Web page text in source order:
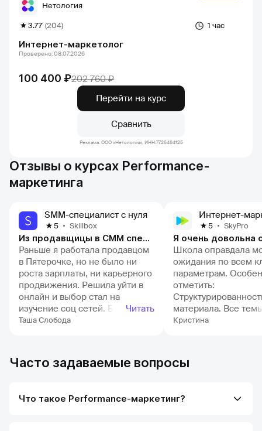
Интернет-маркетолог
1 час
3.77 (204)
Нетология
100 400 ₽202 760 ₽
Проверено: 08.07.2026
Перейти на курс
Сравнить
Реклама. ООО «Нетология», ИНН:7726464125
Отзывы о курсах Performance-
маркетинга
SMM-специалист с нуля
5 Skillbox
Таша Слобода
Из продавщицы в СММ специалиста
Раньше я работала продавцом
в Пятерочке, но не было ни
роста зарплаты, ни карьерного
продвижения. Решила уйти в
онлайн и выбор стал на
изучение соц сетей. Благодаря
обучению многие вещи стали
Удалось сменить работу, так
за время курса у меня выросла
Читать
Интернет-
5 SkyPro
Кристина
Школа оправдала
ожидания по всем
параметрам.
отметить:
материала. Все
излагаются
Практическую
реальным задачам,
Часто задаваемые вопросы
Что такое Performance-маркетинг?